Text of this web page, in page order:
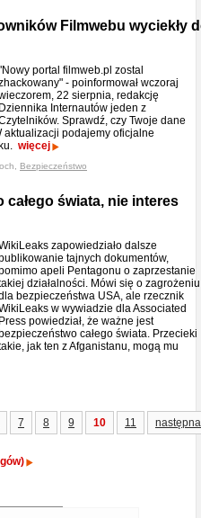
Filmwebu wyciekły
portal filmweb.pl zostal
- poinformował wczoraj
22 sierpnia, redakcję
Dziennika Internautów jeden z
Sprawdź, czy Twoje dane
podajemy oficjalne
więcej
Bezpieczeństwo
świata, nie interes
zapowiedziało dalsze
tajnych dokumentów,
apeli Pentagonu o zaprzestanie
działalności. Mówi się o zagrożeniu
bezpieczeństwa USA, ale rzecznik
w wywiadzie dla Associated
Press powiedział, że ważne jest
bezpieczeństwo całego świata. Przecieki
jak ten z Afganistanu, mogą mu
7 8 9 10 11 następna